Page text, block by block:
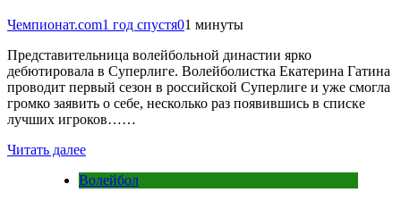
Чемпионат.com1 год спустя01 минуты
Представительница волейбольной династии ярко
дебютировала в Суперлиге. Волейболистка Екатерина Гатина
проводит первый сезон в российской Суперлиге и уже смогла
громко заявить о себе, несколько раз появившись в списке
лучших игроков……
Читать далее
Волейбол